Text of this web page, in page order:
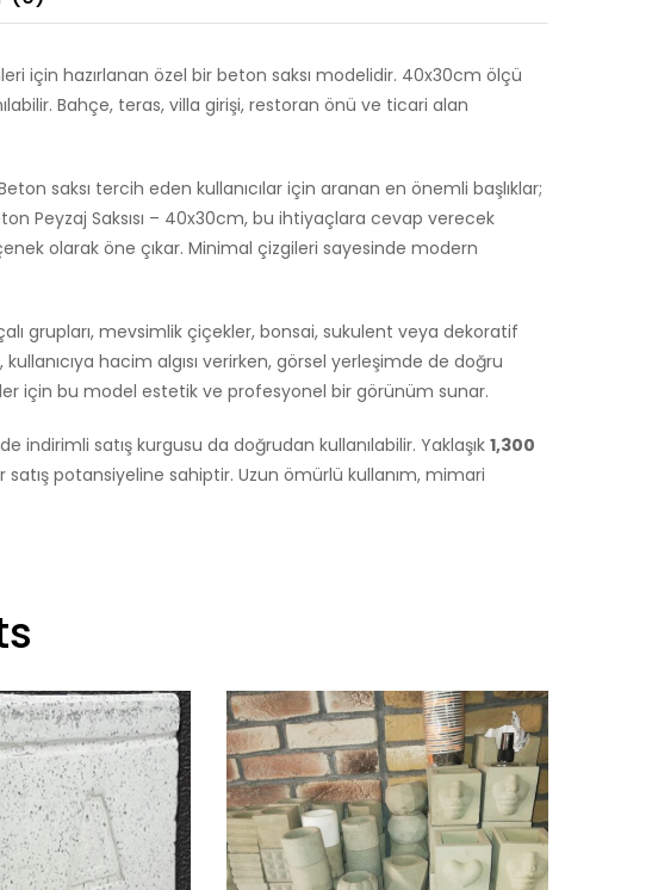
için hazırlanan özel bir beton saksı modelidir. 40x30cm ölçü
Bahçe, teras, villa girişi, restoran önü ve ticari alan
saksı tercih eden kullanıcılar için aranan en önemli başlıklar;
Peyzaj Saksısı – 40x30cm, bu ihtiyaçlara cevap verecek
olarak öne çıkar. Minimal çizgileri sayesinde modern
grupları, mevsimlik çiçekler, bonsai, sukulent veya dekoratif
hacim algısı verirken, görsel yerleşimde de doğru
için bu model estetik ve profesyonel bir görünüm sunar.
satış kurgusu da doğrudan kullanılabilir. Yaklaşık1,300
potansiyeline sahiptir. Uzun ömürlü kullanım, mimari